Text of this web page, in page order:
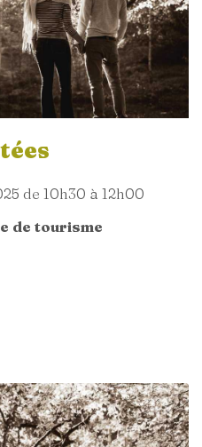
de 10h30 à 12h00
de tourisme